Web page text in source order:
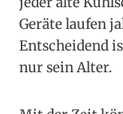
Geräte laufen
Entscheidend
nur sein Alter.